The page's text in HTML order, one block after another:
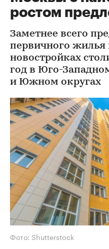
ростом
Заметнее всего
первичного жилья
новостройках
год в Юго-
и Южном округах
Фото: Shutterstock